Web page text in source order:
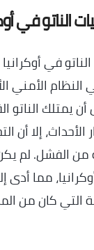
الناتو في
في
النظام الأمني
يمتلك الناتو
إلا أن
الفشل. لم يكن
مما أدى
التي كان من